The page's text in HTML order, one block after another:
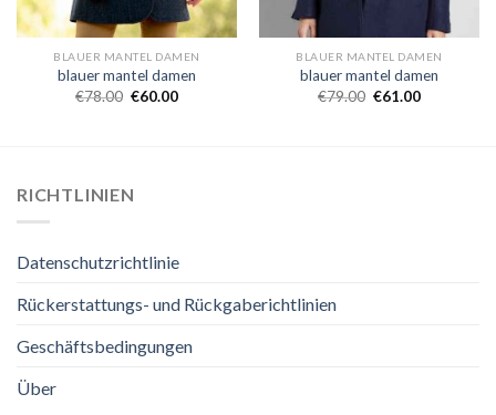
BLAUER MANTEL DAMEN
blauer mantel damen
€78.00 €60.00
BLAUER MANTEL DAMEN
blauer mantel damen
€79.00 €61.00
RICHTLINIEN
Datenschutzrichtlinie
Rückerstattungs- und Rückgaberichtlinien
Geschäftsbedingungen
Über